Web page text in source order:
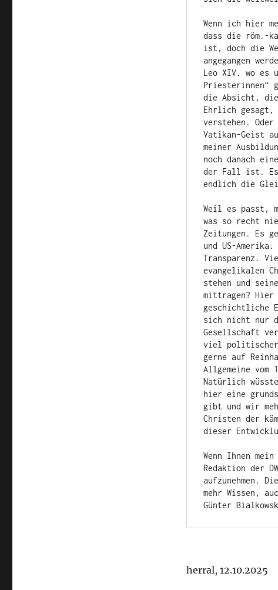
Wenn ich hier
dass die röm.-
ist, doch die
angegangen
Leo XIV. wo es
Priesterinnen“
die Absicht, die
Ehrlich gesagt,
verstehen.
Vatikan-Geist
meiner
noch danach
der Fall ist.
endlich die
Weil es passt,
was so recht
Zeitungen. Es
und US-
Transparenz.
evangelikalen
stehen und
mittragen? Hier
geschichtliche
sich nicht nur
Gesellschaft
viel
gerne auf
Allgemeine vom
Natürlich
hier eine
gibt und wir
Christen der
dieser
Wenn Ihnen
Redaktion der
aufzunehmen.
mehr Wissen,
Günter
herral, 12.10.2025